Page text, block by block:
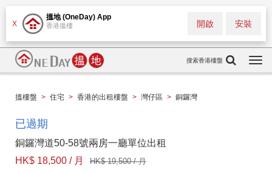
X
搵地 (OneDay) App
香港搵樓 安裝
開啟
搜索香港樓盤
搵樓盤 > 住宅 > 香港的出租樓盤 > 灣仔區 > 銅鑼灣
已過期
銅鑼灣道50-58號兩房一廳單位出租
HK$ 18,500 / 月
HK$ 19,500 / 月